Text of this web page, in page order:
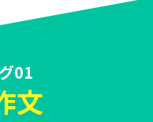
01
文